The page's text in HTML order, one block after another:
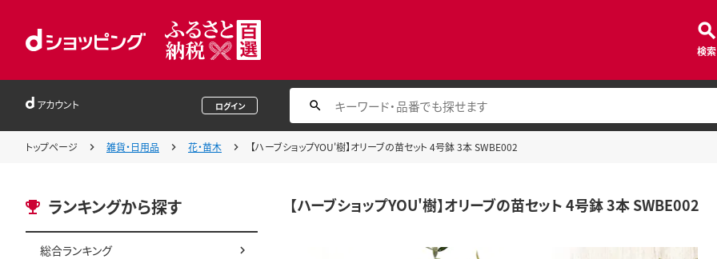
検索
アカウント ログイン
トップページ 雑貨・日用品 花・苗木 【ハーブショップYOU'樹】オリーブの苗セット 4号鉢 3本 SWBE002
ランキングから探す
総合ランキング
【ハーブショップYOU'樹】オリーブの苗セット 4号鉢 3本 SWBE002